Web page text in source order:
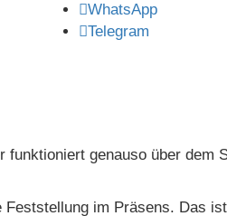
WhatsApp
Telegram
genauso über dem
im Präsens. Das